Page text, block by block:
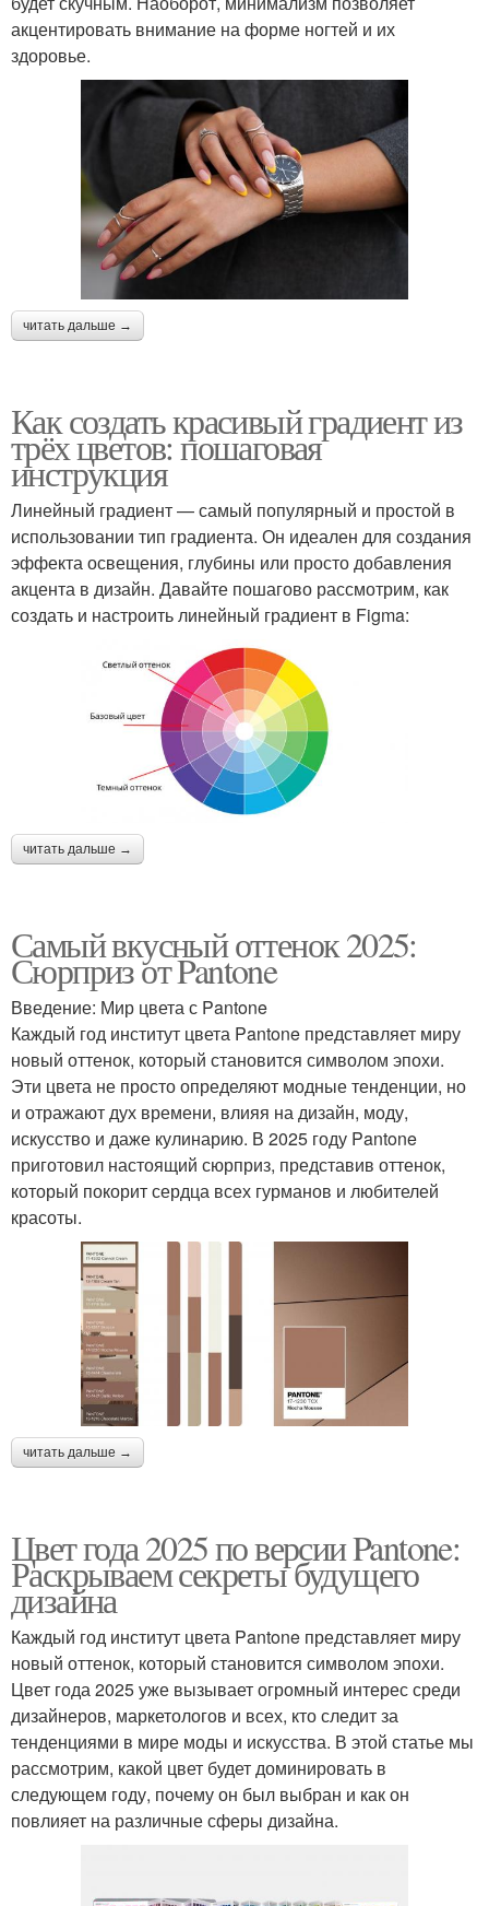
акцентировать внимание на форме ногтей и их
здоровье.
читать дальше →
Как создать красивый градиент из
трёх цветов: пошаговая
инструкция
Линейный градиент — самый популярный и простой в
использовании тип градиента. Он идеален для создания
эффекта освещения, глубины или просто добавления
акцента в дизайн. Давайте пошагово рассмотрим, как
создать и настроить линейный градиент в Figma:
читать дальше →
Самый вкусный оттенок 2025:
Сюрприз от Pantone
Введение: Мир цвета с Pantone
Каждый год институт цвета Pantone представляет миру
новый оттенок, который становится символом эпохи.
Эти цвета не просто определяют модные тенденции, но
и отражают дух времени, влияя на дизайн, моду,
искусство и даже кулинарию. В 2025 году Pantone
приготовил настоящий сюрприз, представив оттенок,
который покорит сердца всех гурманов и любителей
красоты.
читать дальше →
Цвет года 2025 по версии Pantone:
Раскрываем секреты будущего
дизайна
Каждый год институт цвета Pantone представляет миру
новый оттенок, который становится символом эпохи.
Цвет года 2025 уже вызывает огромный интерес среди
дизайнеров, маркетологов и всех, кто следит за
тенденциями в мире моды и искусства. В этой статье мы
рассмотрим, какой цвет будет доминировать в
следующем году, почему он был выбран и как он
повлияет на различные сферы дизайна.